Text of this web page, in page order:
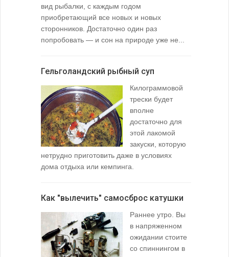
вид рыбалки, с каждым годом
приобретающий все новых и новых
сторонников. Достаточно один раз
попробовать — и сон на природе уже не...
Гельголандский рыбный суп
Килограммовой
трески будет
вполне
достаточно для
этой лакомой
закуски, которую
нетрудно приготовить даже в условиях
дома отдыха или кемпинга.
Как "вылечить" самосброс катушки
Раннее утро. Вы
в напряженном
ожидании стоите
со спиннингом в